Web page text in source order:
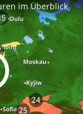
im Überblick